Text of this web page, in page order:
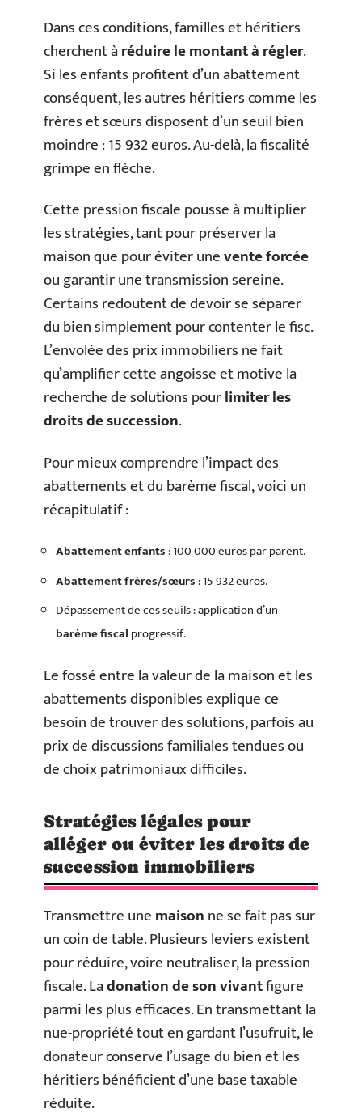
Dans ces conditions, familles et héritiers
cherchent àréduire le montant à régler.
Si les enfants profitent d’un abattement
conséquent, les autres héritiers comme les
frères et sœurs disposent d’un seuil bien
moindre : 15 932 euros. Au-delà, la fiscalité
grimpe en flèche.
Cette pression fiscale pousse à multiplier
les stratégies, tant pour préserver la
maison que pour éviter unevente forcée
ou garantir une transmission sereine.
Certains redoutent de devoir se séparer
du bien simplement pour contenter le fisc.
L’envolée des prix immobiliers ne fait
qu’amplifier cette angoisse et motive la
recherche de solutions pourlimiter les
droits de succession.
Pour mieux comprendre l’impact des
abattements et du barème fiscal, voici un
récapitulatif :
Abattement enfants: 100 000 euros par parent.
Abattement frères/sœurs: 15 932 euros.
Dépassement de ces seuils : application d’un
barème fiscal progressif.
Le fossé entre la valeur de la maison et les
abattements disponibles explique ce
besoin de trouver des solutions, parfois au
prix de discussions familiales tendues ou
de choix patrimoniaux difficiles.
Stratégies légales pour
alléger ou éviter les droits de
succession immobiliers
Transmettre unemaisonne se fait pas sur
un coin de table. Plusieurs leviers existent
pour réduire, voire neutraliser, la pression
fiscale. Ladonation de son vivantfigure
parmi les plus efficaces. En transmettant la
nue-propriété tout en gardant l’usufruit, le
donateur conserve l’usage du bien et les
héritiers bénéficient d’une base taxable
réduite.